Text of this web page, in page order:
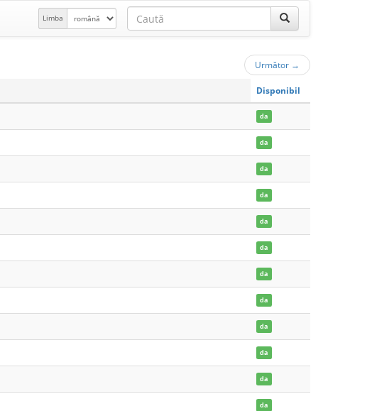
Limba
Următor →
Disponibil
da
da
da
da
da
da
da
da
da
da
da
da